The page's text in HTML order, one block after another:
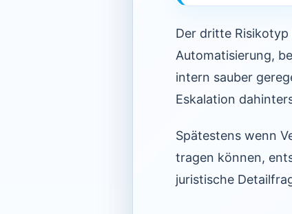
Der dritte
Automatisierung,
intern sauber
Eskalation
Spätestens wenn
tragen können,
juristische